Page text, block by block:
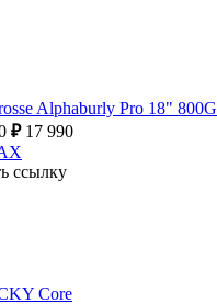
Alphaburly Pro 18" 800G
₽ 17 990
ссылку
Core